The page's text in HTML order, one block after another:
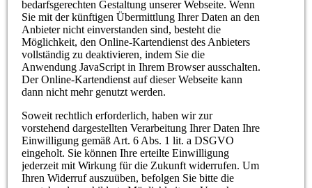
bedarfsgerechten Gestaltung unserer Webseite. Wenn
Sie mit der künftigen Übermittlung Ihrer Daten an den
Anbieter nicht einverstanden sind, besteht die
Möglichkeit, den Online-Kartendienst des Anbieters
vollständig zu deaktivieren, indem Sie die
Anwendung JavaScript in Ihrem Browser ausschalten.
Der Online-Kartendienst auf dieser Webseite kann
dann nicht mehr genutzt werden.
Soweit rechtlich erforderlich, haben wir zur
vorstehend dargestellten Verarbeitung Ihrer Daten Ihre
Einwilligung gemäß Art. 6 Abs. 1 lit. a DSGVO
eingeholt. Sie können Ihre erteilte Einwilligung
jederzeit mit Wirkung für die Zukunft widerrufen. Um
Ihren Widerruf auszuüben, befolgen Sie bitte die